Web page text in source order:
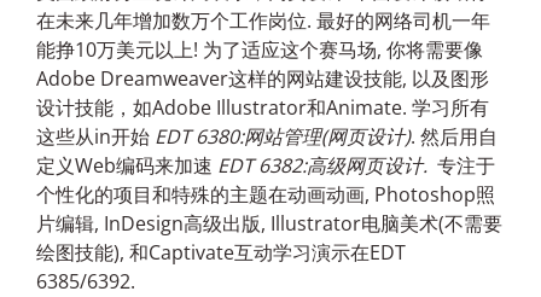
在未来几年增加数万个工作岗位. 最好的网络司机一年
能挣10万美元以上! 为了适应这个赛马场, 你将需要像
Adobe Dreamweaver这样的网站建设技能, 以及图形
设计技能，如Adobe Illustrator和Animate. 学习所有
这些从in开始 EDT 6380:网站管理(网页设计). 然后用自
定义Web编码来加速 EDT 6382:高级网页设计. 专注于
个性化的项目和特殊的主题在动画动画, Photoshop照
片编辑, InDesign高级出版, Illustrator电脑美术(不需要
绘图技能), 和Captivate互动学习演示在EDT
6385/6392.